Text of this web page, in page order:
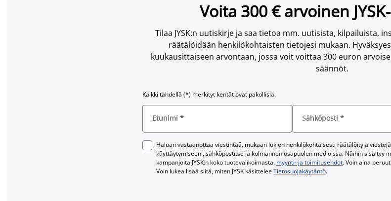
Voita 300 € arvoinen
Tilaa JYSK:n uutiskirje ja saa tietoa mm. uutisista, kilpailuista,
räätälöidään henkilökohtaisten tietojesi mukaan.
kuukausittaiseen arvontaan, jossa voit voittaa 300 euron
säännöt.
Kaikki tähdellä (*) merkityt kentät ovat pakollisia.
Etunimi * Sähköposti *
Haluan vastaanottaa viestintää, mukaan lukien henkilökohtaisesti räätälöityjä
käyttäytymiseeni, sähköpostitse ja kolmannen osapuolen medioissa. Näihin sisältyy
kampanjoita JYSK:n koko tuotevalikoimasta. myynti- ja toimitusehdot. Voin aina
Voin lukea lisää siitä, miten JYSK käsitteleeTietosuojakäytäntö.